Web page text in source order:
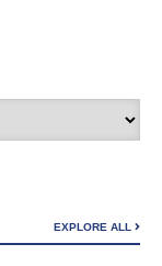
EXPLORE ALL